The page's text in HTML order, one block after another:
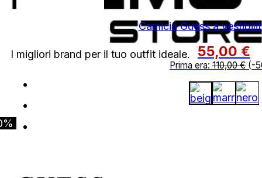
Camicia Guess a
55,00 €
Prima era: 110,00€ (-
I migliori brand per il tuo outfit ideale.